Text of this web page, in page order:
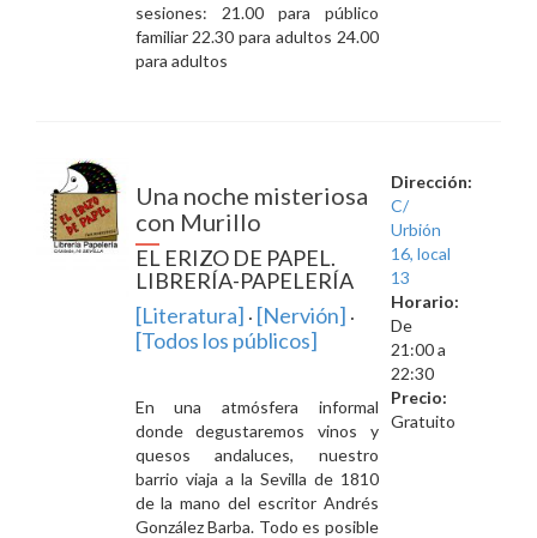
sesiones: 21.00 para público
familiar 22.30 para adultos 24.00
para adultos
Una noche misteriosa
con Murillo
EL ERIZO DE PAPEL.
LIBRERÍA-PAPELERÍA
[Literatura] · [Nervión] ·
[Todos los públicos]
En una atmósfera informal
donde degustaremos vinos y
quesos andaluces, nuestro
barrio viaja a la Sevilla de 1810
de la mano del escritor Andrés
González Barba. Todo es posible
Dirección:
C/
Urbión
16, local
13
Horario:
De
21:00 a
22:30
Precio:
Gratuito